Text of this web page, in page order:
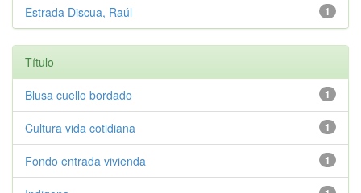
1
Estrada Discua, Raúl
Título
1
Blusa cuello bordado
1
Cultura vida cotidiana
1
Fondo entrada vivienda